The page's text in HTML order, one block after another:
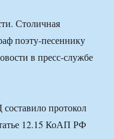
Столичная
поэту-песеннику
в пресс-службе
протокол
12.15 КоАП РФ